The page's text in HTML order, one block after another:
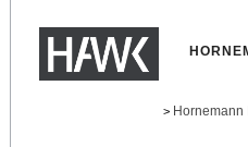
> Hornemann